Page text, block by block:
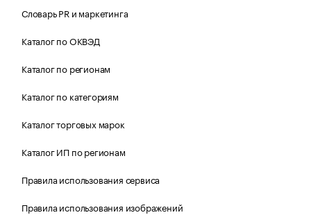
Словарь PR и маркетинга
Каталог по ОКВЭД
Каталог по регионам
Каталог по категориям
Каталог торговых марок
Каталог ИП по регионам
Правила использования сервиса
Правила использования изображений